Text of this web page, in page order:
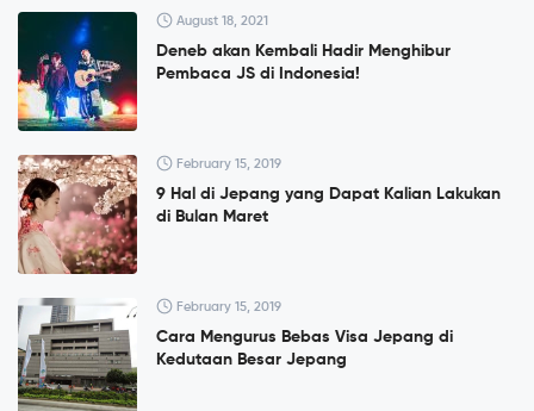
August 18, 2021
Deneb akan Kembali Hadir Menghibur
Pembaca JS di Indonesia!
February 15, 2019
9 Hal di Jepang yang Dapat Kalian Lakukan
di Bulan Maret
February 15, 2019
Cara Mengurus Bebas Visa Jepang di
Kedutaan Besar Jepang